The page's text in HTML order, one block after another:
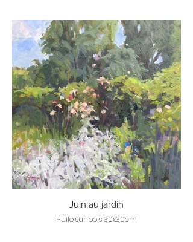
Juin au jardin
Huile sur bois 30x30cm